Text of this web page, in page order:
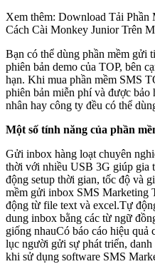
Xem thêm: Download Tải
Cách Cài Monkey Junior Trên
Bạn có thể dùng phần mềm gửi
phiên bản demo của TOP, bên
hạn. Khi mua phần mềm SMS
phiên bản miễn phí và được bảo
nhân hay công ty đều có thể
Một số tính năng của phần
Gửi inbox hàng loạt chuyên
thời với nhiều USB 3G giúp gia
động setup thời gian, tốc độ và
mềm gửi inbox SMS Marketing
động từ file text và excel.Tự
dung inbox bằng các từ ngữ
giống nhauCó báo cáo hiệu quả
lục người gửi sự phát triển,
khi sử dụng software SMS